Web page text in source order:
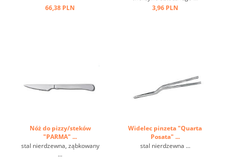
66,38 PLN
3,96 PLN
Nóż do pizzy/steków
"PARMA" ...
stal nierdzewna, ząbkowany
...
Widelec pinzeta "Quarta
Posata" ...
stal nierdzewna ...